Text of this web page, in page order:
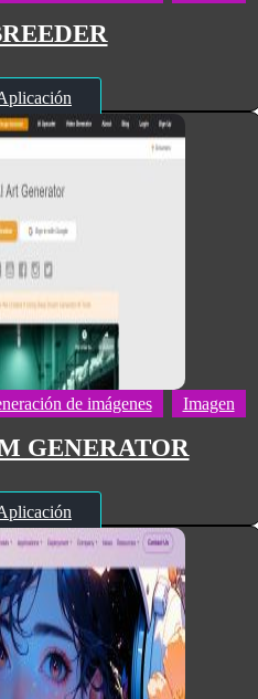
de imágenes Imagen
GENERATOR